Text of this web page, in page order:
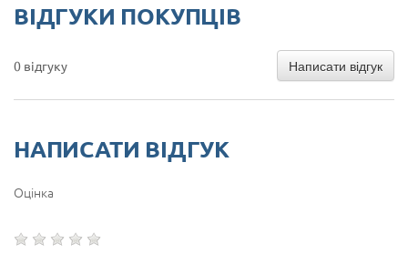
ВІДГУКИ ПОКУПЦІВ
0 відгуку Написати відгук
НАПИСАТИ ВІДГУК
Оцінка